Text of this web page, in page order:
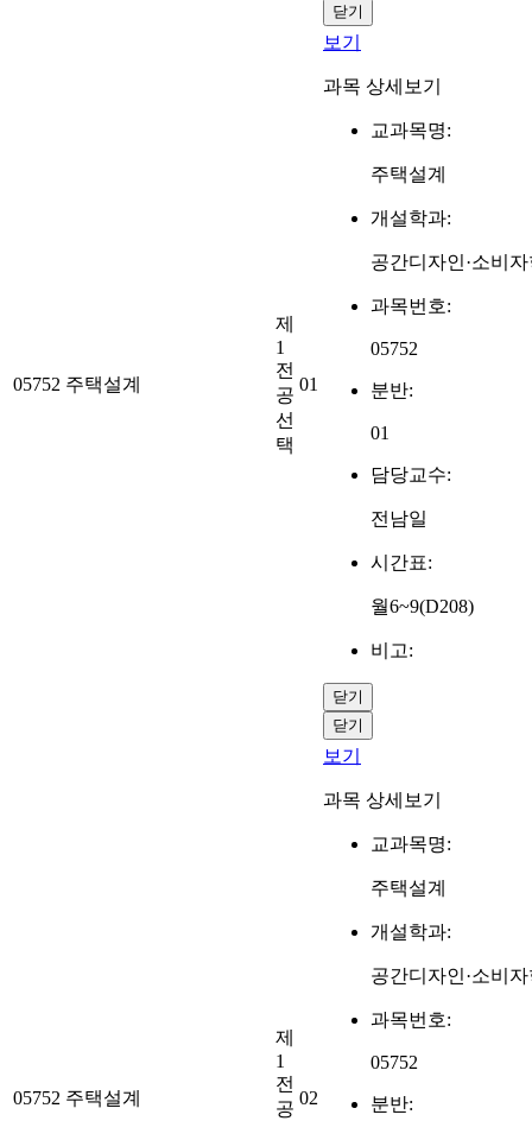
닫기
05752 주택설계
제
1
전
공
선
택
01
보기
과목 상세보기
교과목명:
주택설계
개설학과:
공간디자인·소비
과목번호:
05752
분반:
01
담당교수:
전남일
시간표:
월6~9(D208)
비고:
닫기
닫기
05752 주택설계
제
1
전
공
02
보기
과목 상세보기
교과목명:
주택설계
개설학과:
공간디자인·소비
과목번호:
05752
분반: